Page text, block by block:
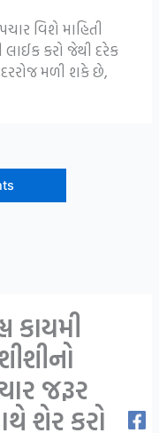
વિશે માહિતી
કરો જેથી દરેક
મળી શકે છે,
કાયમી
જરૂર
શેર કરો